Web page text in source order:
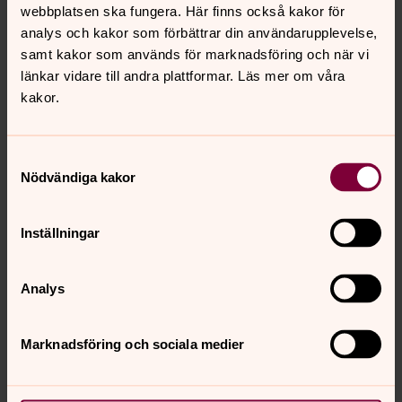
webbplatsen ska fungera. Här finns också kakor för
analys och kakor som förbättrar din användarupplevelse,
samt kakor som används för marknadsföring och när vi
länkar vidare till andra plattformar. Läs mer om våra
kakor.
Nödvändiga kakor
Inställningar
Analys
Marknadsföring och sociala medier
vi dina personuppgifter
GDPR- Förtroendevald
Så behandlar vi personuppgifter om du är
GDPR - Ideell medarbetare och
ledare
medarbetare eller ledare i Emmaboda pastorat
GDPR - Medlemskap i Svenska
Så hanterar vi dina personuppgifter när du är medlem i